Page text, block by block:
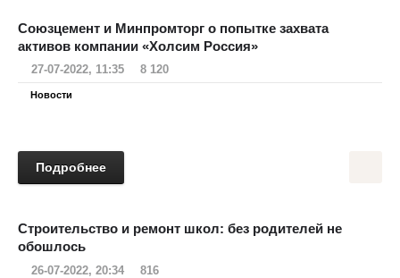
Союзцемент и Минпромторг о попытке захвата
активов компании «Холсим Россия»
27-07-2022, 11:35 8 120
Новости
Подробнее
Строительство и ремонт школ: без родителей не
обошлось
26-07-2022, 20:34 816